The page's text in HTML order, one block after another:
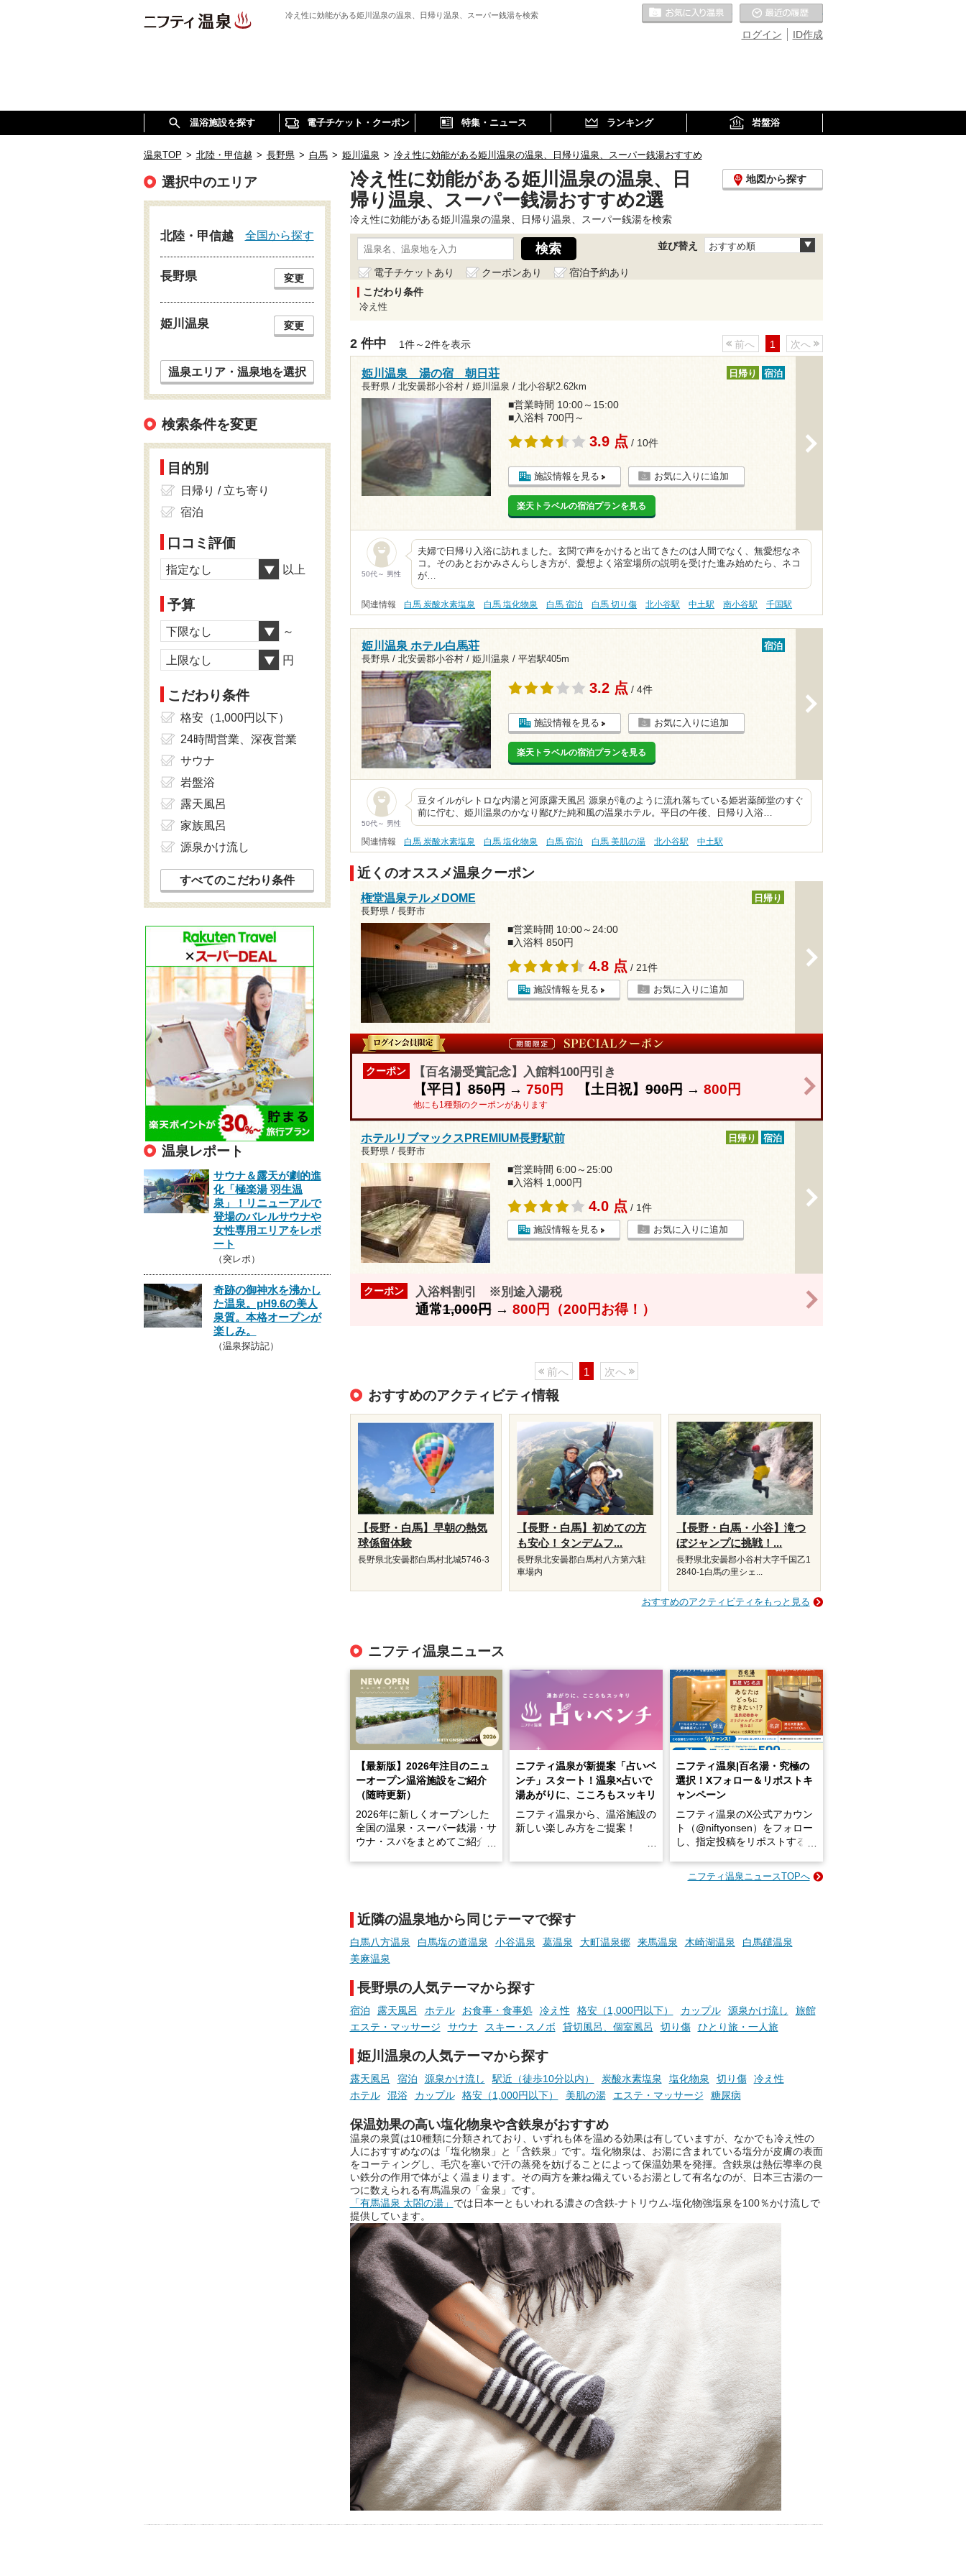
冷え性に効能がある姫川温泉の温泉、日帰り温泉、スーパー銭湯を検索
ID作成
ログイン
お気に入りの温泉
温浴施設を探す 電子チケット・クーポン 特集・ニュース ランキング 岩盤浴
温泉TOP > 北陸・甲信越 > 長野県 > 白馬 > 姫川温泉 > 冷え性に効能がある姫川温泉の温泉、日帰り温泉、スーパー銭湯おすすめ
冷え性に効能がある姫川温泉の温泉、日
帰り温泉、スーパー銭湯おすすめ2選
地図から探す
冷え性に効能がある姫川温泉の温泉、日帰り温泉、スーパー銭湯を検索
並び替え おすすめ順
電子チケットあり クーポンあり
宿泊予約あり
こだわり条件
冷え性
2 件中 1件～2件を表示 前へ 1 次へ
姫川温泉 湯の宿 朝日荘
長野県 / 北安曇郡小谷村 / 姫川温泉 / 北小谷駅2.62km
日帰り 宿泊
■営業時間 10:00～15:00
■入浴料 700円～
3.9 点 / 10件
施設情報を見る お気に入りに追加
楽天トラベルの宿泊プランを見る
50代～ 男性
夫婦で日帰り入浴に訪れました。玄関で声をかけると出てきたのは人間でなく、無愛想なネ
コ。そのあとおかみさんらしき方が、愛想よく浴室場所の説明を受けた進み始めたら、ネコ
が…
関連情報 白馬 炭酸水素塩泉 白馬 塩化物泉 白馬 宿泊 白馬 切り傷 北小谷駅 中土駅 南小谷駅 千国駅
姫川温泉 ホテル白馬荘
長野県 / 北安曇郡小谷村 / 姫川温泉 / 平岩駅405m
宿泊
3.2 点 / 4件
施設情報を見る お気に入りに追加
楽天トラベルの宿泊プランを見る
50代～ 男性
豆タイルがレトロな内湯と河原露天風呂 源泉が滝のように流れ落ちている姫岩薬師堂のすぐ
前に佇む、姫川温泉のかなり鄙びた純和風の温泉ホテル。平日の午後、日帰り入浴…
関連情報 白馬 炭酸水素塩泉 白馬 塩化物泉 白馬 宿泊 白馬 美肌の湯 北小谷駅 中土駅
近くのオススメ温泉クーポン
権堂温泉テルメDOME
長野県 / 長野市
日帰り
■営業時間 10:00～24:00
■入浴料 850円
4.8 点 / 21件
施設情報を見る お気に入りに追加
クーポン 【百名湯受賞記念】入館料100円引き
【平日】850円→ 750円 【土日祝】900円→ 800円
他にも1種類のクーポンがあります
ホテルリブマックスPREMIUM長野駅前
長野県 / 長野市
日帰り 宿泊
■営業時間 6:00～25:00
■入浴料 1,000円
4.0 点 / 1件
施設情報を見る お気に入りに追加
クーポン 入浴料割引 ※別途入湯税
通常1,000円→ 800円（200円お得！）
>
前へ 1 次へ
おすすめのアクティビティ情報
【長野・白馬】早朝の熱気
球係留体験
長野県北安曇郡白馬村北城5746-3
【長野・白馬】初めての方
も安心！タンデムフ...
長野県北安曇郡白馬村八方第六駐
車場内
【長野・白馬・小谷】滝つ
ぼジャンプに挑戦！...
長野県北安曇郡小谷村大字千国乙1
2840-1白馬の里シェ...
おすすめのアクティビティをもっと見る
ニフティ温泉ニュース
【最新版】2026年注目のニュ
ーオープン温浴施設をご紹介
（随時更新）
2026年に新しくオープンした
全国の温泉・スーパー銭湯・サ
ウナ・スパをまとめてご紹介！
まったスポットが続々登場して
います。
現地取材記事もあわせて紹介し
ていますので、気になる施設は
ぜひチェックして次のおでかけ
ね。
ニフティ温泉が新提案「占いベ
ンチ」スタート！温泉×占いで
湯あがりに、こころもスッキリ
ニフティ温泉から、温浴施設の
新しい楽しみ方をご提案！
手相やタロットなど気軽に楽し
める占いで、“ととのう”おふろ
時間を、もっと特別に。
ニフティ温泉|百名湯・究極の
選択！Xフォロー＆リポストキ
ャンペーン
ニフティ温泉のX公式アカウン
ト（@niftyonsen）をフォロー
し、指定投稿をリポストする
GIFT500円分をプレゼントい
ニフティ温泉ニュースTOPへ
近隣の温泉地から同じテーマで探す
白馬八方温泉 白馬塩の道温泉 小谷温泉 葛温泉 大町温泉郷 来馬温泉 木崎湖温泉
白馬鑓温泉
美麻温泉
長野県の人気テーマから探す
宿泊 露天風呂 ホテル お食事・食事処 冷え性 格安（1,000円以下） カップル 源泉かけ流し
旅館
エステ・マッサージ
サウナ スキー・スノボ 貸切風呂、個室風呂 切り傷 ひとり旅・一人旅
姫川温泉の人気テーマから探す
露天風呂 宿泊 源泉かけ流し 駅近（徒歩10分以内） 炭酸水素塩泉 塩化物泉 切り傷
冷え性
ホテル
混浴 カップル 格安（1,000円以下） 美肌の湯 エステ・マッサージ 糖尿病
保温効果の高い塩化物泉や含鉄泉がおすすめ
温泉の泉質は10種類に分類されており、いずれも体を温める効果は有していますが、なかでも冷え性の
人におすすめなのは「塩化物泉」と「含鉄泉」です。塩化物泉は、お湯に含まれている塩分が皮膚の表面
をコーティングし、毛穴を塞いで汗の蒸発を妨げることによって保温効果を発揮。含鉄泉は熱伝導率の良
い鉄分の作用で体がよく温まります。その両方を兼ね備えているお湯として有名なのが、日本三古湯の一
つに数えられる有馬温泉の「金泉」です。
「有馬温泉 太閤の湯」 では日本一ともいわれる濃さの含鉄-ナトリウム-塩化物強塩泉を100％かけ流しで
提供しています。
選択中のエリア
北陸・甲信越 全国から探す
長野県 変更
姫川温泉 変更
温泉エリア・温泉地を選択
検索条件を変更
目的別
日帰り / 立ち寄り
宿泊
口コミ評価
指定なし 以上
予算
下限なし ～
上限なし 円
こだわり条件
格安（1,000円以下）
24時間営業、深夜営業
サウナ
岩盤浴
露天風呂
家族風呂
源泉かけ流し
すべてのこだわり条件
温泉レポート
サウナ＆露天が劇的進
化「極楽湯 羽生温
泉」！リニューアルで
登場のバレルサウナや
女性専用エリアをレポ
ート
（突レポ）
奇跡の御神水を沸かし
た温泉。pH9.6の美人
泉質。本格オープンが
楽しみ。
（温泉探訪記）